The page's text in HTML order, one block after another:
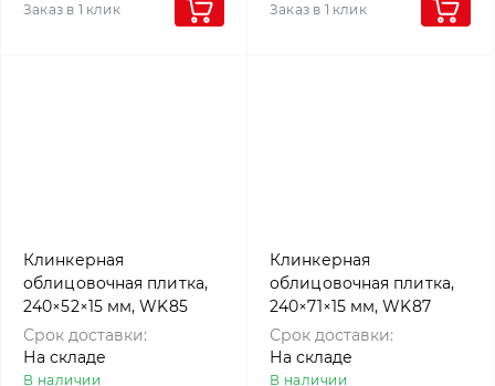
Заказ в 1 клик Заказ в 1 клик
Клинкерная
облицовочная плитка,
240×52×15 мм, WK85
Hamburg, Westerwalder
klinker
Срок доставки:
На складе
В наличии
Клинкерная
облицовочная плитка,
240×71×15 мм, WK87
London, Westerwalder
klinker
Срок доставки:
На складе
В наличии